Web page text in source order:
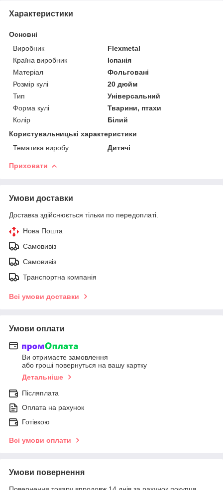
Характеристики
Основні
Виробник
Flexmetal
Країна виробник
Іспанія
Матеріал
Фольговані
Розмір кулі
20 дюйм
Тип
Універсальний
Форма кулі
Тварини, птахи
Колір
Білий
Користувальницькі характеристики
Тематика виробу
Дитячі
Приховати
Умови доставки
Доставка здійснюється тільки по передоплаті.
Нова Пошта
Самовивіз
Самовивіз
Транспортна компанія
Всі умови доставки
Умови оплати
Ви отримаєте замовлення
або гроші повернуться на вашу картку
Детальніше
Післяплата
Оплата на рахунок
Готівкою
Всі умови оплати
Умови повернення